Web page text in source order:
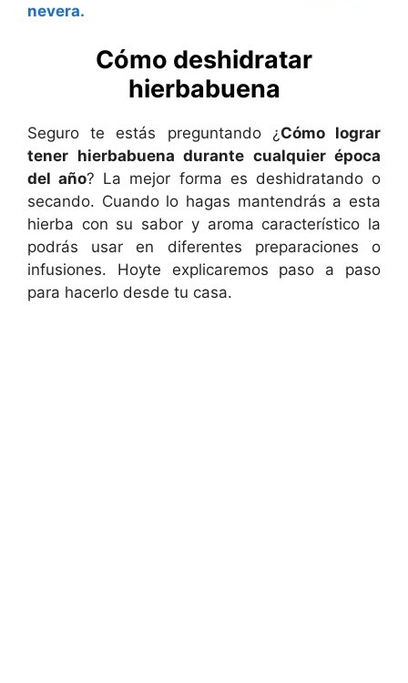
nevera.
Cómo deshidratar
hierbabuena
Seguro te estás preguntando ¿ Cómo lograr
tener hierbabuena durante cualquier época
del año? La mejor forma es deshidratando o
secando. Cuando lo hagas mantendrás a esta
hierba con su sabor y aroma característico la
podrás usar en diferentes preparaciones o
infusiones. Hoyte explicaremos paso a paso
para hacerlo desde tu casa.